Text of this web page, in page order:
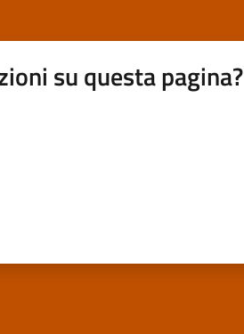
su questa pagina?